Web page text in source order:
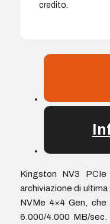
credito.
Kingston NV3
archiviazione di
NVMe 4×4 Gen,
6.000/4.000 MB/